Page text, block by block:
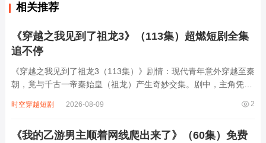
相关推荐
《穿越之我见到了祖龙3》（113集）超燃短剧全集
追不停
《穿越之我见到了祖龙3（113集）》剧情：现代青年意外穿越至秦
朝，竟与千古一帝秦始皇（祖龙）产生奇妙交集。剧中，主角凭借
先进兵器增强军力，还参与朝堂权谋斗争，周旋于李斯、赵高等权
2
时空穿越短剧 2026-08-09
《我的乙游男主顺着网线爬出来了》（60集）免费